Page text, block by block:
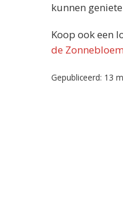
kunnen
Koop ook een
de
Gepubliceerd: 13